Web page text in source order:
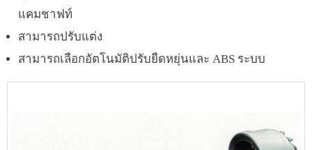
แคมชาฟท์
สามารถปรับแต่ง
สามารถเลือกอัตโนมัติปรับยืดหยุ่นและ ABS ระบบ